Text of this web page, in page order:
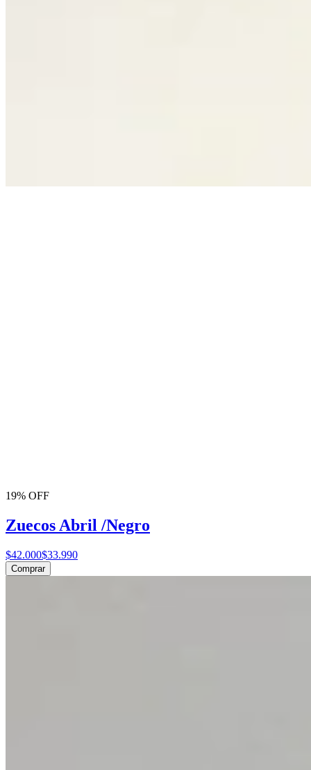
19% OFF
Zuecos Abril /Negro
$42.000$33.990
Comprar